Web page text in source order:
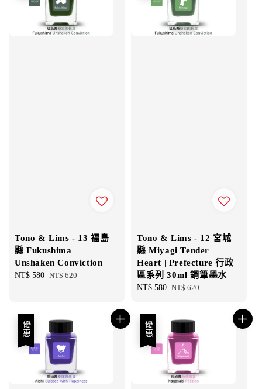
Tono & Lims - 13 福島
縣 Fukushima
Unshaken Conviction
Sale
NT$ 580 Regular
NT$ 620
Tono & Lims - 12 宮城
縣 Miyagi Tender
Heart | Prefecture 行政
區系列 30ml 鋼筆墨水
Sale
NT$ 580 Regular
NT$ 620
優惠 優惠